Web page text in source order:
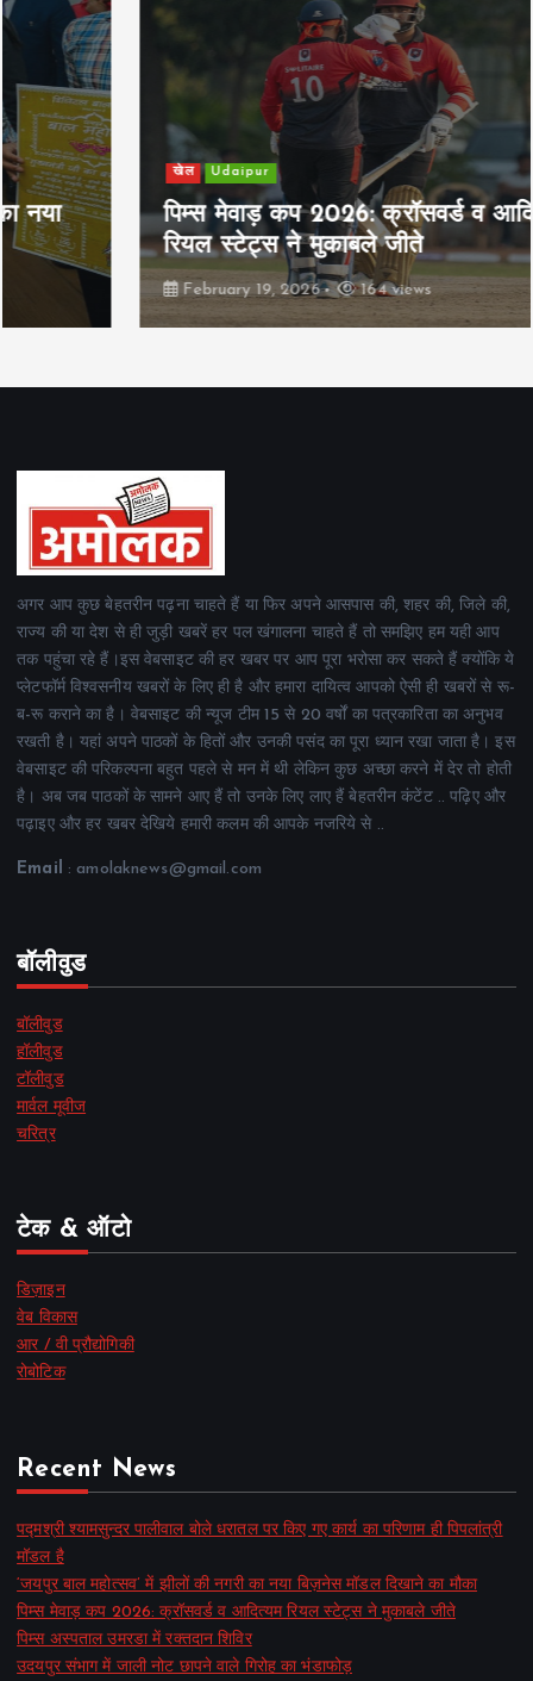
खेल Udaipur
पिम्स मेवाड़ कप 2026: क्रॉसवर्ड व आदित्यम
रियल स्टेट्स ने मुकाबले जीते
February 19, 2026 164 views
अगर आप कुछ बेहतरीन पढ़ना चाहते हैं या फिर अपने आसपास की, शहर की, जिले की,
राज्य की या देश से ही जुड़ी खबरें हर पल खंगालना चाहते हैं तो समझिए हम यही आप
तक पहुंचा रहे हैं।इस वेबसाइट की हर खबर पर आप पूरा भरोसा कर सकते हैं क्योंकि ये
प्लेटफॉर्म विश्वसनीय खबरों के लिए ही है और हमारा दायित्व आपको ऐसी ही खबरों से रू-
ब-रू कराने का है। वेबसाइट की न्यूज टीम 15 से 20 वर्षों का पत्रकारिता का अनुभव
रखती है। यहां अपने पाठकों के हितों और उनकी पसंद का पूरा ध्यान रखा जाता है। इस
वेबसाइट की परिकल्पना बहुत पहले से मन में थी लेकिन कुछ अच्छा करने में देर तो होती
है। अब जब पाठकों के सामने आए हैं तो उनके लिए लाए हैं बेहतरीन कंटेंट .. पढ़िए और
पढ़ाइए और हर खबर देखिये हमारी कलम की आपके नजरिये से ..
Email : amolaknews@gmail.com
बॉलीवुड
बॉलीवुड
हॉलीवुड
टॉलीवुड
मार्वल मूवीज
चरित्र
टेक & ऑटो
डिज़ाइन
वेब विकास
आर / वी प्रौद्योगिकी
रोबोटिक
Recent News
पद्मश्री श्यामसुन्दर पालीवाल बोले धरातल पर किए गए कार्य का परिणाम ही पिपलांत्री
मॉडल है
‘जयपुर बाल महोत्सव’ में झीलों की नगरी का नया बिज़नेस मॉडल दिखाने का मौका
पिम्स मेवाड़ कप 2026: क्रॉसवर्ड व आदित्यम रियल स्टेट्स ने मुकाबले जीते
पिम्स अस्पताल उमरडा में रक्तदान शिविर
उदयपुर संभाग में जाली नोट छापने वाले गिरोह का भंडाफोड़